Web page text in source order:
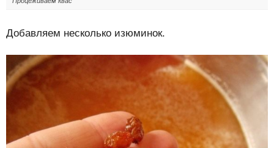
Добавляем несколько изюминок.